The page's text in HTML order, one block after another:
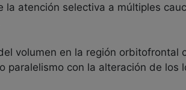
atención selectiva a múltiples
volumen en la región orbitofrontal
con la alteración de los